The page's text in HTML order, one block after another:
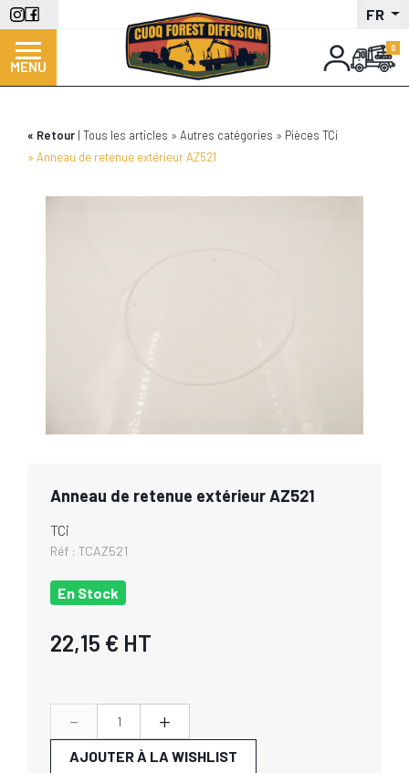
Aller
au
contenu
principal
FR
MENU
Retour Tous les articles Autres catégories
Pièces TCi
Anneau de retenue extérieur AZ521
Anneau de retenue extérieur AZ521
TCi
Réf : TCAZ521
En Stock
22,15 € HT
- +
AJOUTER À LA WISHLIST